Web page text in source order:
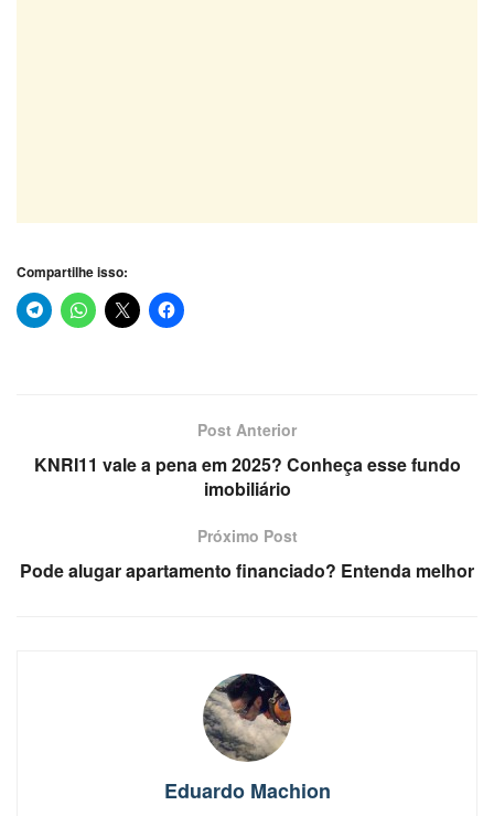
Compartilhe isso:
Post Anterior
KNRI11 vale a pena em 2025? Conheça esse fundo
imobiliário
Próximo Post
Pode alugar apartamento financiado? Entenda melhor
Eduardo Machion